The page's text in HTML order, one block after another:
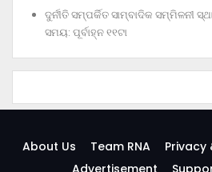
ଦୁର୍ନୀତି ସମ୍ପର୍କିତ ସାମ୍ବାଦିକ ସମ୍ମିଳନୀ
ସମୟ: ପୂର୍ବାହ୍ନ ୧୧ଟା
About Us Team RNA Privacy